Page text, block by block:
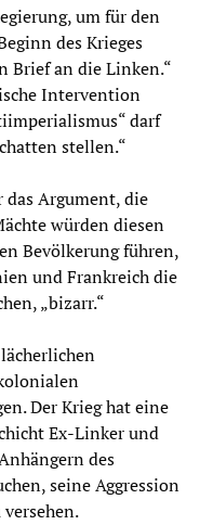
um für den
des Krieges
Brief an die Linken.“
Intervention
darf
stellen.“
Argument, die
würden diesen
Bevölkerung führen,
und Frankreich die
„bizarr.“
Der Krieg hat eine
Ex-Linker und
des
seine Aggression